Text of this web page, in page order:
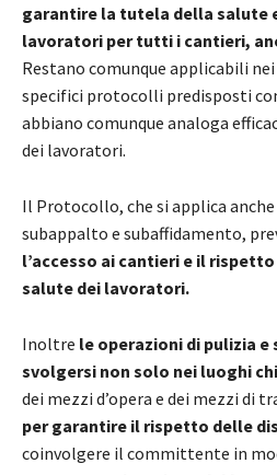
garantire la tutela della salute
lavoratori per tutti i cantieri,
Restano comunque applicabili
specifici protocolli predisposti
abbiano comunque analoga
dei lavoratori.
Il Protocollo, che si applica
subappalto e subaffidamento,
l’accesso ai cantieri e il
salute dei lavoratori.
Inoltre le operazioni di pulizia
svolgersi non solo nei luoghi
dei mezzi d’opera e dei mezzi di
per garantire il rispetto delle
coinvolgere il committente in